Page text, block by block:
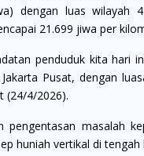
dengan luas wilayah
21.699 jiwa per
penduduk kita hari
Pusat, dengan
(24/4/2026).
pengentasan masalah
huniah vertikal di